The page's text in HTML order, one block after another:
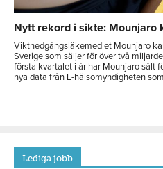
Nytt rekord i sikte: Mounjaro
Viktnedgångsläkemedlet Mounjaro
Sverige som säljer för över två
första kvartalet i år har Mounjaro sålt
nya data från E-hälsomyndigheten
Lediga jobb